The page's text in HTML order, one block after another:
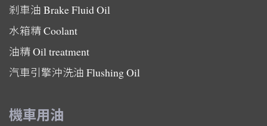
剎車油 Brake Fluid Oil
水箱精Coolant
油精Oil treatment
汽車引擎沖洗油 Flushing Oil
機車用油